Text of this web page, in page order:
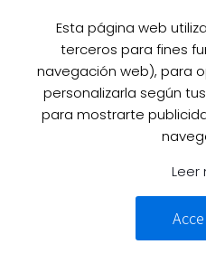
SUPER PROMO
Sobre mi
Contacto
© 2025
Esta página web
terceros para fines
navegación web), para
personalizarla según
para mostrarte
Leer